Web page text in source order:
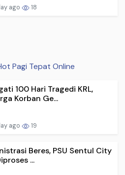
ago 18
Pagi Tepat Online
100 Hari Tragedi KRL,
Korban Ge...
ago 19
Beres, PSU Sentul City
...